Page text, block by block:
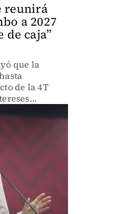
reunirá
a 2027
de caja”
que la
de la 4T